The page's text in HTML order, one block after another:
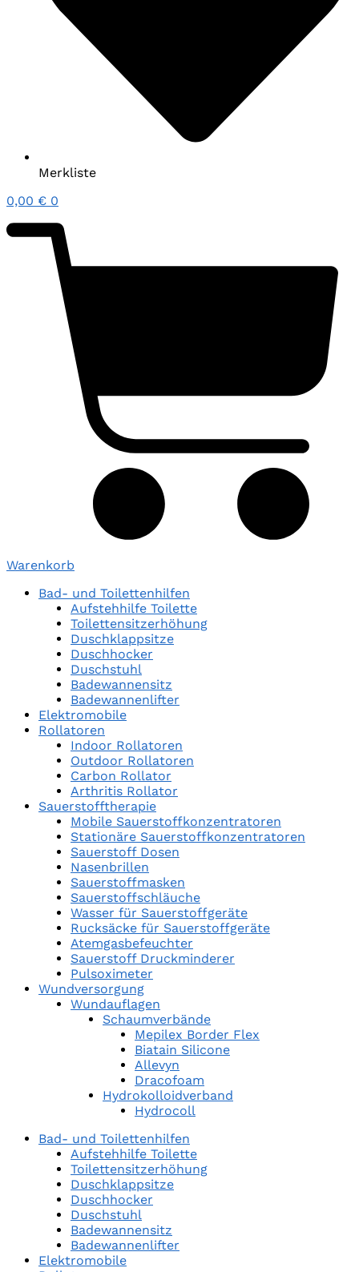
Merkliste
0,00 € 0
Warenkorb
Bad- und Toilettenhilfen
Aufstehhilfe Toilette
Toilettensitzerhöhung
Duschklappsitze
Duschhocker
Duschstuhl
Badewannensitz
Badewannenlifter
Elektromobile
Rollatoren
Indoor Rollatoren
Outdoor Rollatoren
Carbon Rollator
Arthritis Rollator
Sauerstofftherapie
Mobile Sauerstoffkonzentratoren
Stationäre Sauerstoffkonzentratoren
Sauerstoff Dosen
Nasenbrillen
Sauerstoffmasken
Sauerstoffschläuche
Wasser für Sauerstoffgeräte
Rucksäcke für Sauerstoffgeräte
Atemgasbefeuchter
Sauerstoff Druckminderer
Pulsoximeter
Wundversorgung
Wundauflagen
Schaumverbände
Mepilex Border Flex
Biatain Silicone
Allevyn
Dracofoam
Hydrokolloidverband
Hydrocoll
Bad- und Toilettenhilfen
Aufstehhilfe Toilette
Toilettensitzerhöhung
Duschklappsitze
Duschhocker
Duschstuhl
Badewannensitz
Badewannenlifter
Elektromobile